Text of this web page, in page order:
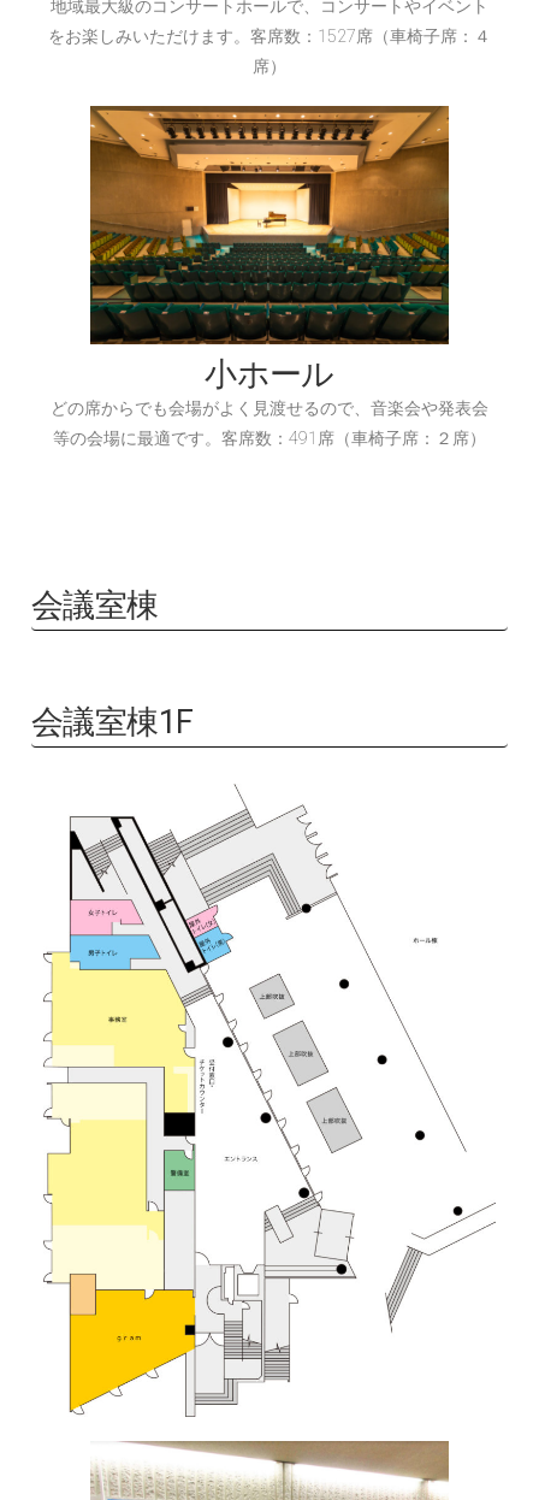
地域最大級のコンサートホールで、コンサートやイベント
をお楽しみいただけます。客席数：1527席（車椅子席：４
席）
小ホール
どの席からでも会場がよく見渡せるので、音楽会や発表会
等の会場に最適です。客席数：491席（車椅子席：２席）
会議室棟
会議室棟1F